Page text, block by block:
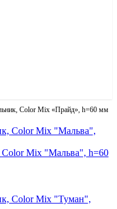
Color Mix «Прайд», h=60 мм
Color Mix "Мальва", h=60